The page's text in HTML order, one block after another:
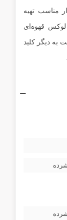
مناسب تهیه
لوکس قهوه‌ای
به دیگر کلید